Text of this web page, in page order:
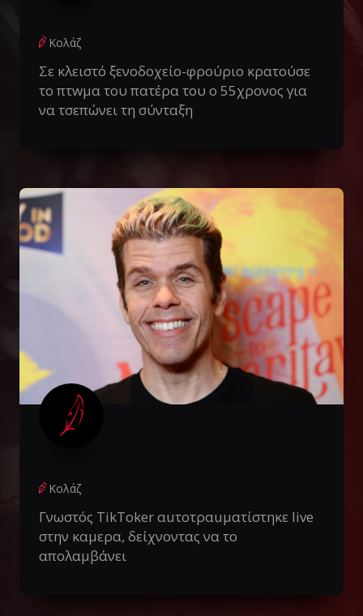
Κολάζ
Σε κλειστό ξενοδοχείο-φρούριο κρατούσε
το πτwμα του πατέρα του ο 55χρονος για
να τσεπώνει τη σύνταξη
Κολάζ
Γνωστός TikToker αuτοτραuματίστηκε live
στην καμερα, δείχνοντας να το
απολαμβάνει